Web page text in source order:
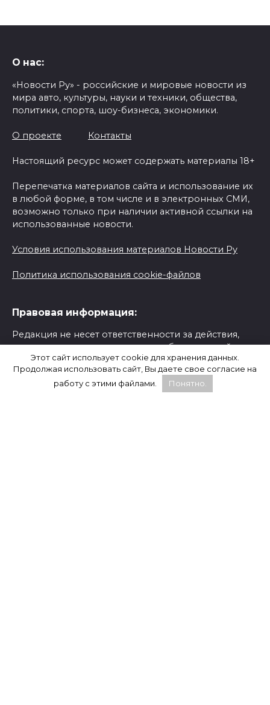
О нас:
«Новости Ру» - российские и мировые новости из
мира авто, культуры, науки и техники, общества,
политики, спорта, шоу-бизнеса, экономики.
О проекте Контакты
Настоящий ресурс может содержать материалы 18+
Перепечатка материалов сайта и использование их
в любой форме, в том числе и в электронных СМИ,
возможно только при наличии активной ссылки на
использованные новости.
Условия использования материалов Новости Ру
Политика использования cookie-файлов
Правовая информация:
Редакция не несет ответственности за действия,
предпринятые на основании опубликованной
информации.
Ответственность за содержание любых рекламных
Этот сайт использует cookie для хранения данных.
Продолжая использовать сайт, Вы даете свое согласие на
работу с этими файлами.
Понятно.